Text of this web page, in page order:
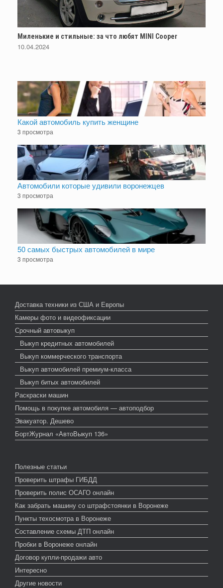
Миленькие и стильные: за что любят MINI Cooper
10.04.2024
Какой автомобиль купить женщине
3 просмотра
Автомобили которые удивили воронежцев
3 просмотра
50 самых быстрых автомобилей в мире
3 просмотра
Доставка техники из США и Европы
Камеры фото и видеофиксации
Срочный автовыкуп
Выкуп кредитных автомобилей
Выкуп коммерческого транспорта
Выкуп автомобилей премиум-класса
Выкуп битых автомобилей
Раскраски машин
Помощь в покупке автомобиля — автоподбор
Эвакуатор. Дешево
БортЖурнал «АвтоВыкуп 136»
Полезные статьи
Проверить штрафы ГИБДД
Проверить полис ОСАГО онлайн
Как забрать машину со штрафстоянки в Воронеже
Пункты техосмотра в Воронеже
Составление схемы ДТП онлайн
Пробки в Воронеже онлайн
Договор купли-продажи авто
Интересно
Другие новости